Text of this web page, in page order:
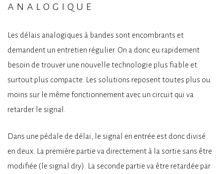
analogique
Les délais analogiques à bandes sont encombrants et
demandent un entretien régulier. On a donc eu rapidement
besoin de trouver une nouvelle technologie plus fiable et
surtout plus compacte. Les solutions reposent toutes plus ou
moins sur le même fonctionnement avec un circuit qui va
retarder le signal.
Dans une pédale de délai, le signal en entrée est donc divisé
en deux. La première partie va directement à la sortie sans être
modifiée (le signal dry). La seconde partie va être retardée par